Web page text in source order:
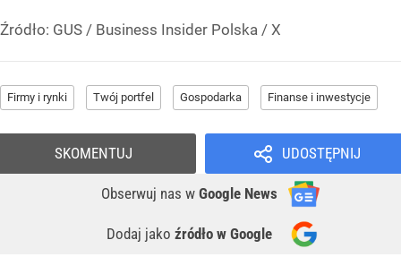
Źródło: GUS / Business Insider Polska / X
Firmy i rynki Twój portfel Gospodarka Finanse i inwestycje
UDOSTĘPNIJ
Obserwuj nas w Google News
Dodaj jako źródło w Google
SKOMENTUJ